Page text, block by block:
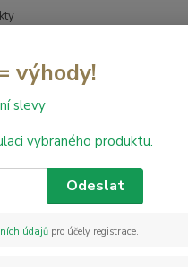
Vinyl Extreme Click Rigid
Vinyl
výhody!
slevy
vybraného produktu.
Odeslat
údajůpro účely registrace.